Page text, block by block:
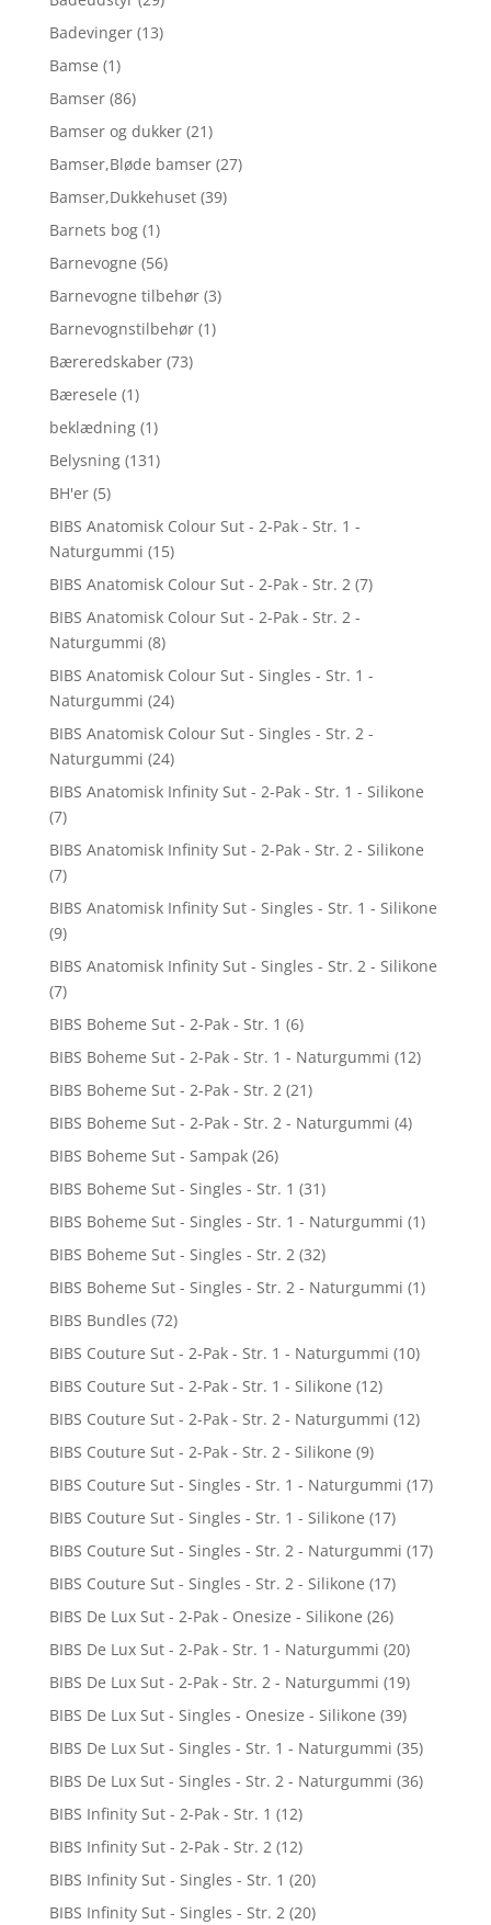
Badevinger (13)
Bamse (1)
Bamser (86)
Bamser og dukker (21)
Bamser,Bløde bamser (27)
Bamser,Dukkehuset (39)
Barnets bog (1)
Barnevogne (56)
Barnevogne tilbehør (3)
Barnevognstilbehør (1)
Bæreredskaber (73)
Bæresele (1)
beklædning (1)
Belysning (131)
BH'er (5)
BIBS Anatomisk Colour Sut - 2-Pak - Str. 1 -
Naturgummi (15)
BIBS Anatomisk Colour Sut - 2-Pak - Str. 2 (7)
BIBS Anatomisk Colour Sut - 2-Pak - Str. 2 -
Naturgummi (8)
BIBS Anatomisk Colour Sut - Singles - Str. 1 -
Naturgummi (24)
BIBS Anatomisk Colour Sut - Singles - Str. 2 -
Naturgummi (24)
BIBS Anatomisk Infinity Sut - 2-Pak - Str. 1 - Silikone
(7)
BIBS Anatomisk Infinity Sut - 2-Pak - Str. 2 - Silikone
(7)
BIBS Anatomisk Infinity Sut - Singles - Str. 1 - Silikone
(9)
BIBS Anatomisk Infinity Sut - Singles - Str. 2 - Silikone
(7)
BIBS Boheme Sut - 2-Pak - Str. 1 (6)
BIBS Boheme Sut - 2-Pak - Str. 1 - Naturgummi (12)
BIBS Boheme Sut - 2-Pak - Str. 2 (21)
BIBS Boheme Sut - 2-Pak - Str. 2 - Naturgummi (4)
BIBS Boheme Sut - Sampak (26)
BIBS Boheme Sut - Singles - Str. 1 (31)
BIBS Boheme Sut - Singles - Str. 1 - Naturgummi (1)
BIBS Boheme Sut - Singles - Str. 2 (32)
BIBS Boheme Sut - Singles - Str. 2 - Naturgummi (1)
BIBS Bundles (72)
BIBS Couture Sut - 2-Pak - Str. 1 - Naturgummi (10)
BIBS Couture Sut - 2-Pak - Str. 1 - Silikone (12)
BIBS Couture Sut - 2-Pak - Str. 2 - Naturgummi (12)
BIBS Couture Sut - 2-Pak - Str. 2 - Silikone (9)
BIBS Couture Sut - Singles - Str. 1 - Naturgummi (17)
BIBS Couture Sut - Singles - Str. 1 - Silikone (17)
BIBS Couture Sut - Singles - Str. 2 - Naturgummi (17)
BIBS Couture Sut - Singles - Str. 2 - Silikone (17)
BIBS De Lux Sut - 2-Pak - Onesize - Silikone (26)
BIBS De Lux Sut - 2-Pak - Str. 1 - Naturgummi (20)
BIBS De Lux Sut - 2-Pak - Str. 2 - Naturgummi (19)
BIBS De Lux Sut - Singles - Onesize - Silikone (39)
BIBS De Lux Sut - Singles - Str. 1 - Naturgummi (35)
BIBS De Lux Sut - Singles - Str. 2 - Naturgummi (36)
BIBS Infinity Sut - 2-Pak - Str. 1 (12)
BIBS Infinity Sut - 2-Pak - Str. 2 (12)
BIBS Infinity Sut - Singles - Str. 1 (20)
BIBS Infinity Sut - Singles - Str. 2 (20)